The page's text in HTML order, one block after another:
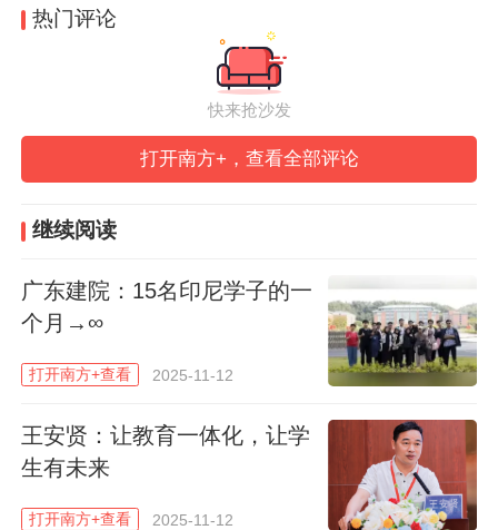
蒂甘·斯里维汶女士及学校高层的热情接待。
贺惠山介绍了集团及所属院校的发展历程、
办学特色与国际化成果。他表示，集团高度
重视中泰职业教育合作，对两国教育友好合
作充满信心，希望通过此次访问推动广东岭
留学、就业等方面紧密对接，实现教育资源
视野和实践能力的高素质技能人才。
双方围绕教育教学与人才培养的实际需求，
业等议题展开深入讨论，并达成多项合作共
识，为中泰教育互联互鉴注入新动能。双方
明确将在留学合作方面共建“专升”“本升硕”多
热门评论
快来抢沙发
打开南方+，查看全部评论
继续阅读
广东建院：15名印尼学子的一
个月→∞
打开南方+查看 2025-11-12
王安贤：让教育一体化，让学
生有未来
打开南方+查看 2025-11-12